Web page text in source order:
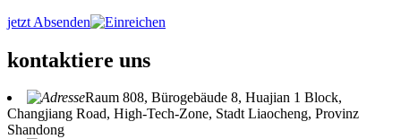
jetzt Absenden
kontaktiere uns
Raum 808, Bürogebäude 8, Huajian 1 Block,
Changjiang Road, High-Tech-Zone, Stadt Liaocheng, Provinz
Shandong